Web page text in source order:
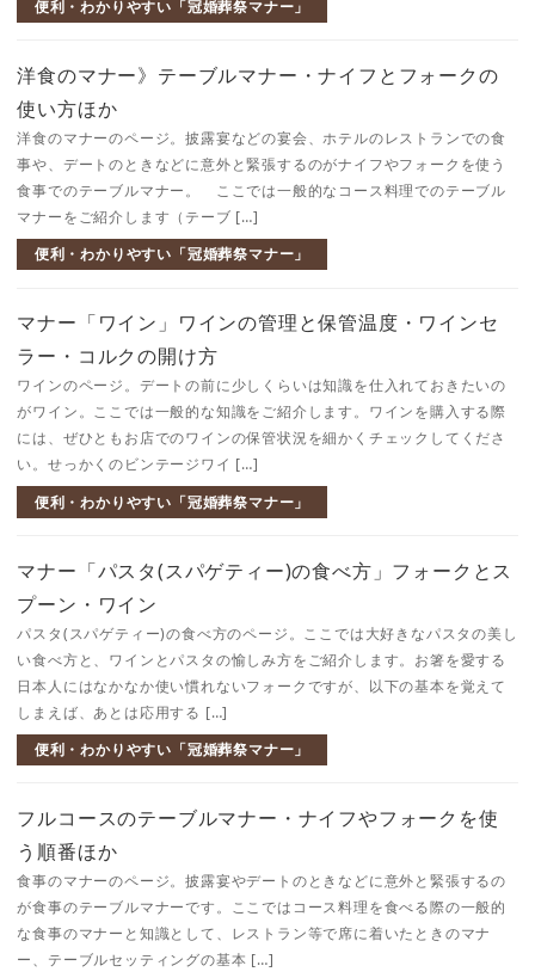
便利・わかりやすい「冠婚葬祭マナー」
洋食のマナー》テーブルマナー・ナイフとフォークの
使い方ほか
洋食のマナーのページ。披露宴などの宴会、ホテルのレストランでの食
事や、デートのときなどに意外と緊張するのがナイフやフォークを使う
食事でのテーブルマナー。 ここでは一般的なコース料理でのテーブル
マナーをご紹介します（テーブ […]
便利・わかりやすい「冠婚葬祭マナー」
マナー「ワイン」ワインの管理と保管温度・ワインセ
ラー・コルクの開け方
ワインのページ。デートの前に少しくらいは知識を仕入れておきたいの
がワイン。ここでは一般的な知識をご紹介します。ワインを購入する際
には、ぜひともお店でのワインの保管状況を細かくチェックしてくださ
い。せっかくのビンテージワイ […]
便利・わかりやすい「冠婚葬祭マナー」
マナー「パスタ(スパゲティー)の食べ方」フォークとス
プーン・ワイン
パスタ(スパゲティー)の食べ方のページ。ここでは大好きなパスタの美し
い食べ方と、ワインとパスタの愉しみ方をご紹介します。お箸を愛する
日本人にはなかなか使い慣れないフォークですが、以下の基本を覚えて
しまえば、あとは応用する […]
便利・わかりやすい「冠婚葬祭マナー」
フルコースのテーブルマナー・ナイフやフォークを使
う順番ほか
食事のマナーのページ。披露宴やデートのときなどに意外と緊張するの
が食事のテーブルマナーです。ここではコース料理を食べる際の一般的
な食事のマナーと知識として、レストラン等で席に着いたときのマナ
ー、テーブルセッティングの基本 […]